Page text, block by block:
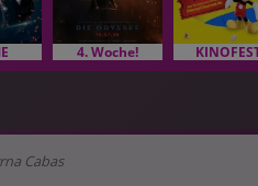
4. Woche!
Cabas